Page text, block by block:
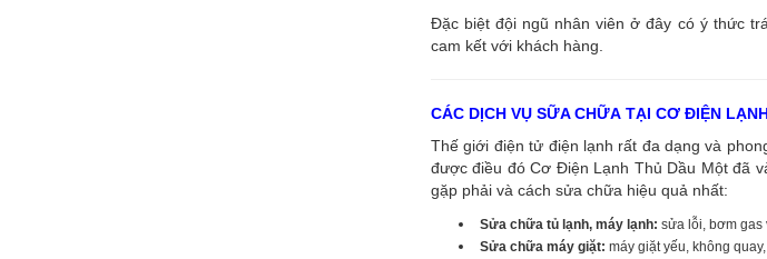
Đặc biệt đội ngũ nhân viên ở đây có ý thức
cam kết với khách hàng.
CÁC DỊCH VỤ SỮA CHỮA TẠI CƠ ĐIỆN
Thế giới điện tử điện lạnh rất đa dạng và
được điều đó Cơ Điện Lạnh Thủ Dầu Một đã
gặp phải và cách sửa chữa hiệu quả nhất:
Sửa chữa tủ lạnh, máy lạnh: sửa lỗi, bơm gas
Sửa chữa máy giặt: máy giặt yếu, không